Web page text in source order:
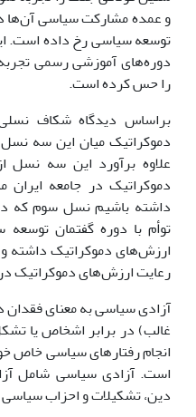
و عمده مشارکت سیاسى آن‌ها
توسعه سیاسى رخ داده است.
دوره‌هاى آموزشى رسمى
را حس کرده است.
براساس دیدگاه شکاف
دموکراتیک میان این سه
علاوه برآورد این سه
دموکراتیک در جامعه ایران
داشته باشیم نسل سوم که
توأم با دوره گفتمان
ارزش‌هاى دموکراتیک داشته
رعایت ارزش‌هاى دموکراتیک
آزادى سیاسى به معناى فقدان
غالب) در برابر اشخاص یا
انجام رفتارهاى سیاسى خاص
است. آزادى سیاسى شامل
دین، تشکیلات و احزاب